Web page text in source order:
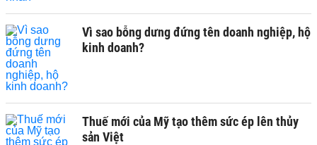
Vì sao bỗng dưng đứng tên doanh nghiệp, hộ
kinh doanh?
Thuế mới của Mỹ tạo thêm sức ép lên thủy
sản Việt